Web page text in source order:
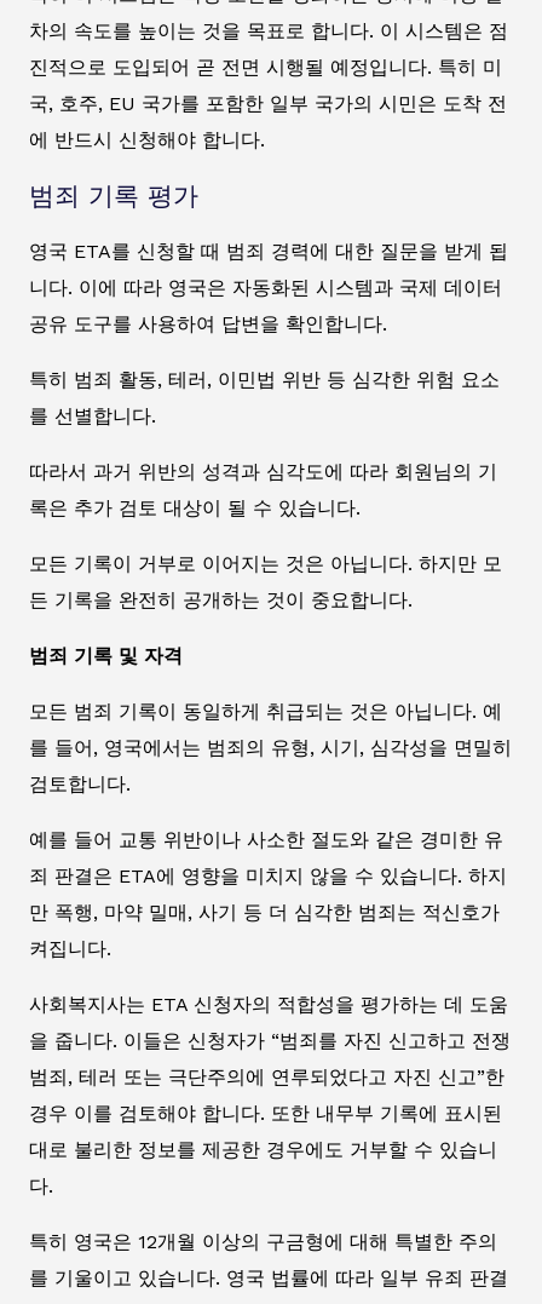
차의 속도를 높이는 것을 목표로 합니다. 이 시스템은 점
진적으로 도입되어 곧 전면 시행될 예정입니다. 특히 미
국, 호주, EU 국가를 포함한 일부 국가의 시민은 도착 전
에 반드시 신청해야 합니다.
범죄 기록 평가
영국 ETA를 신청할 때 범죄 경력에 대한 질문을 받게 됩
니다. 이에 따라 영국은 자동화된 시스템과 국제 데이터
공유 도구를 사용하여 답변을 확인합니다.
특히 범죄 활동, 테러, 이민법 위반 등 심각한 위험 요소
를 선별합니다.
따라서 과거 위반의 성격과 심각도에 따라 회원님의 기
록은 추가 검토 대상이 될 수 있습니다.
모든 기록이 거부로 이어지는 것은 아닙니다. 하지만 모
든 기록을 완전히 공개하는 것이 중요합니다.
범죄 기록 및 자격
모든 범죄 기록이 동일하게 취급되는 것은 아닙니다. 예
를 들어, 영국에서는 범죄의 유형, 시기, 심각성을 면밀히
검토합니다.
예를 들어 교통 위반이나 사소한 절도와 같은 경미한 유
죄 판결은 ETA에 영향을 미치지 않을 수 있습니다. 하지
만 폭행, 마약 밀매, 사기 등 더 심각한 범죄는 적신호가
켜집니다.
사회복지사는 ETA 신청자의 적합성을 평가하는 데 도움
을 줍니다. 이들은 신청자가 “범죄를 자진 신고하고 전쟁
범죄, 테러 또는 극단주의에 연루되었다고 자진 신고”한
경우 이를 검토해야 합니다. 또한 내무부 기록에 표시된
대로 불리한 정보를 제공한 경우에도 거부할 수 있습니
다.
특히 영국은 12개월 이상의 구금형에 대해 특별한 주의
를 기울이고 있습니다. 영국 법률에 따라 일부 유죄 판결